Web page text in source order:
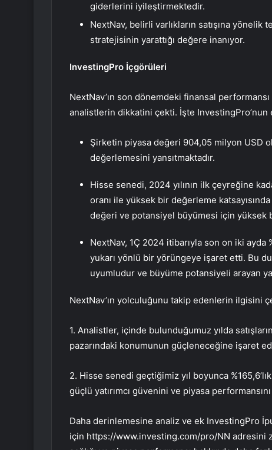
giderlerini iyileştirmektedir.
NextNav, belirli varlıkların satışına
stratejisinin yarattığı değere inanıyor.
InvestingPro İçgörüleri
NextNav’ın son dönemdeki finansal
analistlerin dikkatini çekti. İşte
Şirketin piyasa değeri 904,05 milyon USD
değerlemesini yansıtmaktadır.
Hisse senedi, 2024 yılının ilk çeyreğine
oranı ile yüksek bir değerleme
değeri ve potansiyel büyümesi için
NextNav, 1Ç 2024 itibarıyla son on iki ayda
yukarı yönlü bir yörüngeye işaret etti. Bu
uyumludur ve büyüme potansiyeli arayan
NextNav’ın yolculuğunu takip edenlerin ilgisini
1. Analistler, içinde bulunduğumuz yılda
pazarındaki konumunun güçleneceğine işaret
2. Hisse senedi geçtiğimiz yıl boyunca
güçlü yatırımcı güvenini ve piyasa
Daha derinlemesine analiz ve ek InvestingPro
için https://www.investing.com/pro/NN adresini